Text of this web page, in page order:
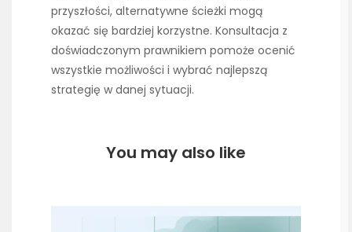
przyszłości, alternatywne ścieżki mogą
okazać się bardziej korzystne. Konsultacja z
doświadczonym prawnikiem pomoże ocenić
wszystkie możliwości i wybrać najlepszą
strategię w danej sytuacji.
You may also like